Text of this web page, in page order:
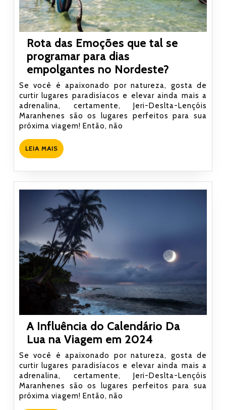
Rota das Emoções que tal se
programar para dias
empolgantes no Nordeste?
das
Emoções
que
tal
dias
Se você é apaixonado por natureza, gosta de
curtir lugares paradisíacos e elevar ainda mais a
adrenalina, certamente, Jeri-Deslta-Lençóis
Maranhenes são os lugares perfeitos para sua
próxima viagem! Então, não
LEIA MAISLEIA
MAIS
A Influência do Calendário Da
Lua na Viagem em 2024
Influência
do
Calendário
Da
Se você é apaixonado por natureza, gosta de
curtir lugares paradisíacos e elevar ainda mais a
adrenalina, certamente, Jeri-Deslta-Lençóis
Maranhenes são os lugares perfeitos para sua
próxima viagem! Então, não